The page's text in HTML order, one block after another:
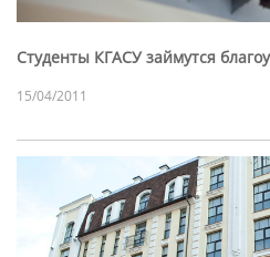
Студенты КГАСУ займутся
15/04/2011